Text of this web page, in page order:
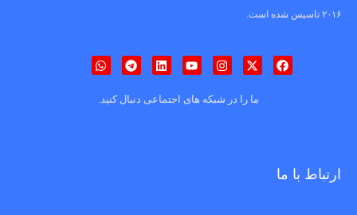
۲۰۱۶ تاسیس شده است.
ما را در شبکه های اجتماعی دنبال کنید.
ارتباط با ما